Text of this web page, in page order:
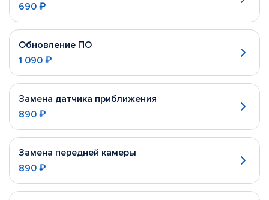
690 ₽
Обновление ПО
1 090 ₽
Замена датчика приближения
890 ₽
Замена передней камеры
890 ₽